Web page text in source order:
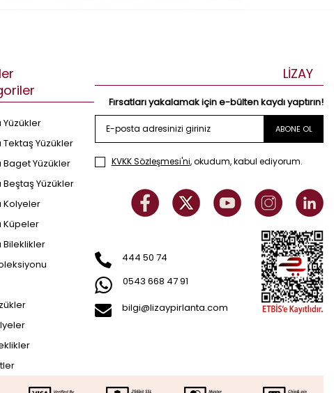
Yüzükler
Tektaş Yüzükler
Baget Yüzükler
Beştaş Yüzükler
Kolyeler
Küpeler
Bileklikler
LİZAY
Fırsatları yakalamak için e-bülten kaydı yaptırın!
ABONE OL
KVKK Sözleşmesi'ni, okudum, kabul ediyorum.
444 50 74
0543 668 47 91
bilgi@lizaypirlanta.com